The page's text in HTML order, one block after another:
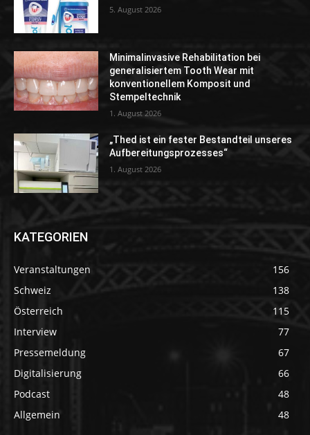
5. August 2026
Minimalinvasive Rehabilitation bei
generalisiertem Tooth Wear mit
konventionellem Komposit und
Stempeltechnik
1. August 2026
„Thed ist ein fester Bestandteil unseres
Aufbereitungsprozesses“
1. August 2026
KATEGORIEN
Veranstaltungen
156
Schweiz
138
Österreich
115
Interview
77
Pressemeldung
67
Digitalisierung
66
Podcast
48
Allgemein
48